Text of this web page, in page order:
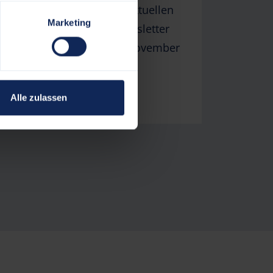
Marketing
Alle zulassen
finden Sie im aktuellen
Baustellen-Newsletter
Ladenstraße (November
WEITERLESEN